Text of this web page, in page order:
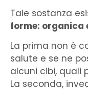
Tale sostanza
forme: organica
La prima non è
salute e se ne
alcuni cibi, quali
La seconda,